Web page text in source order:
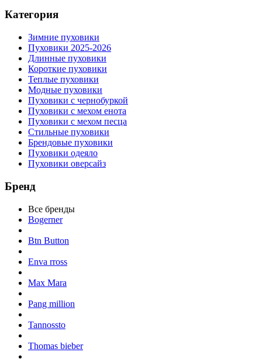
Категория
Зимние пуховики
Пуховики 2025-2026
Длинные пуховики
Короткие пуховики
Теплые пуховики
Модные пуховики
Пуховики с чернобуркой
Пуховики с мехом енота
Пуховики с мехом песца
Стильные пуховики
Брендовые пуховики
Пуховики одеяло
Пуховики оверсайз
Бренд
Все бренды
Bogerner
Btn Button
Enva rross
Max Mara
Pang million
Tannossto
Thomas bieber